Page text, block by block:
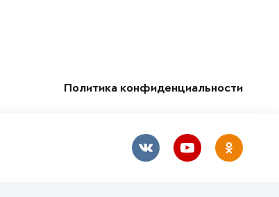
Политика конфиденциальности